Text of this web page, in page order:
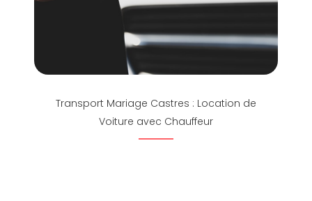
Transport Mariage Castres : Location de
Voiture avec Chauffeur